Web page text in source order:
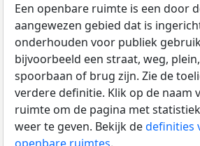
Een openbare ruimte is een door
aangewezen gebied dat is
onderhouden voor publiek
bijvoorbeeld een straat, weg,
spoorbaan of brug zijn. Zie de
verdere definitie. Klik op de naam
ruimte om de pagina met
weer te geven. Bekijk dedefinities